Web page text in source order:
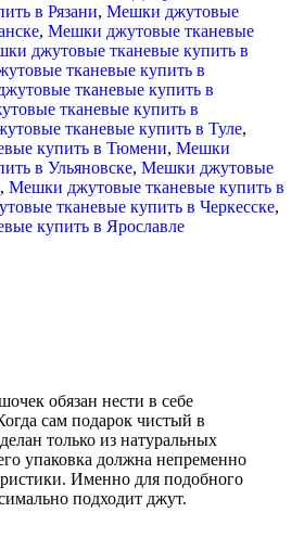
в Рязани, Мешки джутовые
, Мешки джутовые тканевые
джутовые тканевые купить в
тканевые купить в
тканевые купить в
тканевые купить в
тканевые купить в Туле,
купить в Тюмени, Мешки
в Ульяновске, Мешки джутовые
, Мешки джутовые тканевые купить в
тканевые купить в Черкесске,
купить в Ярославле
обязан нести в себе
сам подарок чистый в
только из натуральных
упаковка должна непременно
Именно для подобного
подходит джут.